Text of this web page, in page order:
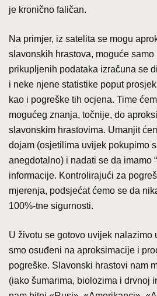
je kronično faličan.
Na primjer, iz satelita se mogu
slavonskih hrastova, moguće samo
prikupljenih podataka izračuna se
i neke njene statistike poput
kao i pogreške tih ocjena. Time
mogućeg znanja, točnije, do
slavonskim hrastovima. Umanjit
dojam (osjetilima uvijek pokupimo
anegdotalno) i nadati se da imamo
informacije. Kontrolirajući za
mjerenja, podsjećat ćemo se da
100%-tne sigurnosti.
U životu se gotovo uvijek nalazimo
smo osuđeni na aproksimacije i
pogreške. Slavonski hrastovi nam
(iako šumarima, biolozima i drvnoj